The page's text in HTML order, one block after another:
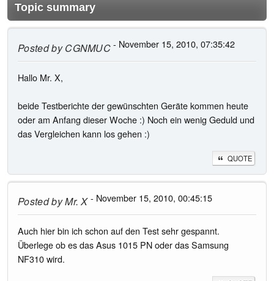
Topic summary
Posted byCGNMUC- November 15, 2010, 07:35:42
Hallo Mr. X,
beide Testberichte der gewünschten Geräte kommen heute
oder am Anfang dieser Woche :) Noch ein wenig Geduld und
das Vergleichen kann los gehen :)
QUOTE
Posted byMr. X- November 15, 2010, 00:45:15
Auch hier bin ich schon auf den Test sehr gespannt.
Überlege ob es das Asus 1015 PN oder das Samsung
NF310 wird.